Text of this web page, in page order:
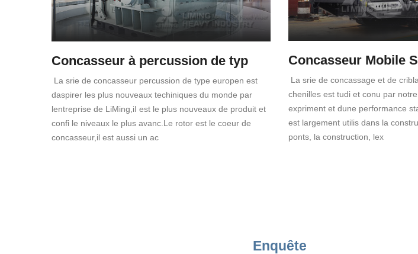
Concasseur à percussion de typ
La srie de concasseur percussion de type europen est
daspirer les plus nouveaux techiniques du monde par
lentreprise de LiMing,iI est le plus nouveaux de produit et
confi le niveaux le plus avanc.Le rotor est le coeur de
concasseur,il est aussi un ac
Concasseur Mobile
La srie de concassage et de
chenilles est tudi et conu par
expriment et dune performance
est largement utilis dans la
ponts, la construction, lex
Enquête